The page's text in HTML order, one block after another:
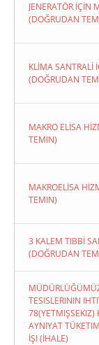
JENERATÖR İÇİN
(DOĞRUDAN
KLİMA SANTRALİ
(DOĞRUDAN
MAKRO ELİSA
TEMIN)
MAKROELİSA
TEMIN)
3 KALEM TIBBİ
(DOĞRUDAN
TESISLERININ
78(YETMIŞSEKIZ)
AYNIYAT
İŞI (İHALE)